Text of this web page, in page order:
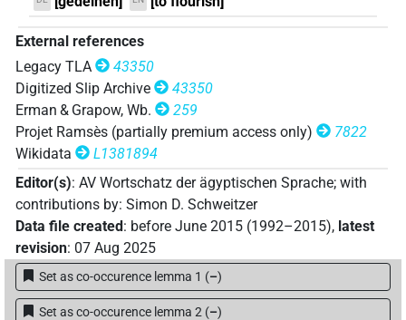
External references
Legacy TLA
43350
Digitized Slip Archive
43350
Erman & Grapow, Wb.
259
Projet Ramsès (partially premium access only)
7822
Wikidata
L1381894
Editor(s): AV Wortschatz der ägyptischen Sprache; with
contributions by: Simon D. Schweitzer
Data file created: before June 2015 (1992–2015), latest
revision: 07 Aug 2025
Set as co-occurence lemma 1 (–)
Set as co-occurence lemma 2 (–)